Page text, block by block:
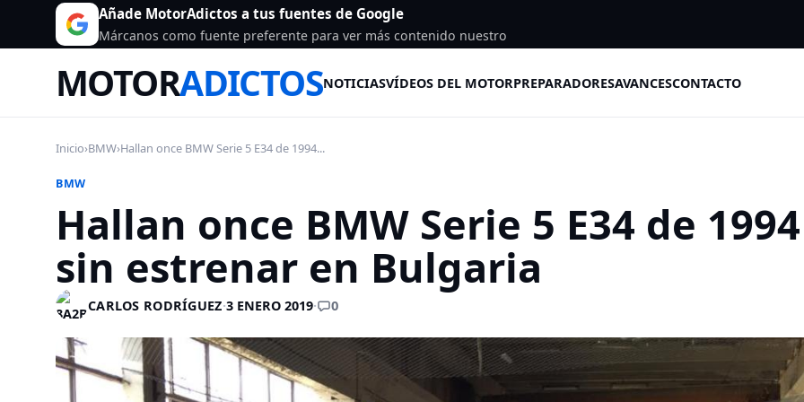
Añade MotorAdictos a tus fuentes de Google
Márcanos como fuente preferente para ver más contenido nuestro
MOTORADICTOSNOTICIASVÍDEOS DEL MOTORPREPARADORESAVANCESCONTACTO
Inicio›BMW›Hallan once BMW Serie 5 E34 de 1994...
BMW
Hallan once BMW Serie 5 E34 de 1994
sin estrenar en Bulgaria
CARLOS RODRÍGUEZ·3 ENERO 2019· 0